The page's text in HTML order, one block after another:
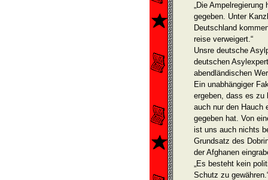
„Die
gegeben. Unter
Deutschland
reise verweigert.“
Unsre deutsche
deutschen
abendländischen
Ein unabhängiger
ergeben, dass es zu
auch nur den Hauch
gegeben hat. Von
ist uns auch nichts
Grundsatz des
der Afghanen
„Es besteht kein
Schutz zu